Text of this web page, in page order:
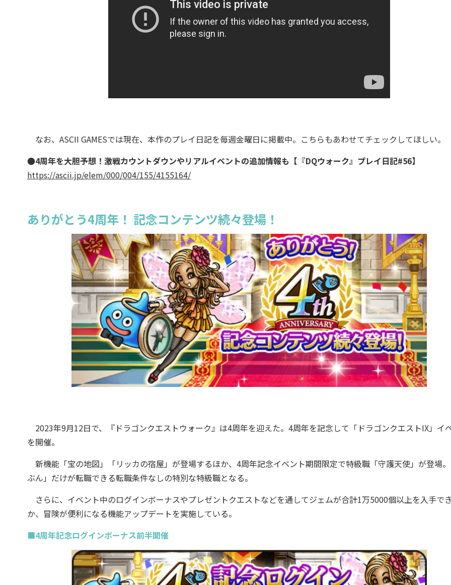
なお、ASCII GAMESでは現在、本作のプレイ日記を毎週金曜日に掲載中。こちらもあわせてチェックしてほしい。
●4周年を大胆予想！激戦カウントダウンやリアルイベントの追加情報も【『DQウォーク』プレイ日記#56】
https://ascii.jp/elem/000/004/155/4155164/
ありがとう4周年！ 記念コンテンツ続々登場！
2023年9月12日で、『ドラゴンクエストウォーク』は4周年を迎えた。4周年を記念して「ドラゴンクエストIX」イ
を開催。
新機能「宝の地図」「リッカの宿屋」が登場するほか、4周年記念イベント期間限定で特級職「守護天使」が登場
ぶん」だけが転職できる転職条件なしの特別な特級職となる。
さらに、イベント中のログインボーナスやプレゼントクエストなどを通してジェムが合計1万5000個以上を入手で
か、冒険が便利になる機能アップデートを実施している。
■4周年記念ログインボーナス前半開催